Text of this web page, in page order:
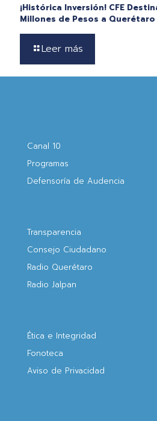
¡Histórica Inversión! CFE
Millones de Pesos a Querétaro
Leer más
Canal 10
Programas
Defensoría de Audencia
Transparencia
Consejo Ciudadano
Radio Querétaro
Radio Jalpan
Ética e Integridad
Fonoteca
Aviso de Privacidad